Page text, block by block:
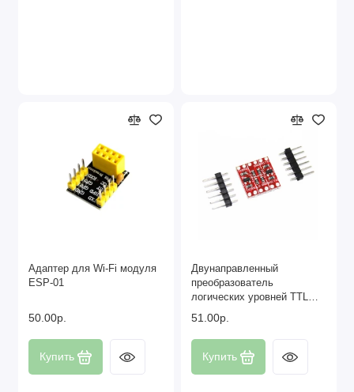
Адаптер для Wi-Fi модуля
ESP-01
50.00р.
Купить
Двунаправленный
преобразователь
логических уровней TTL
3,3V 5V
51.00р.
Купить